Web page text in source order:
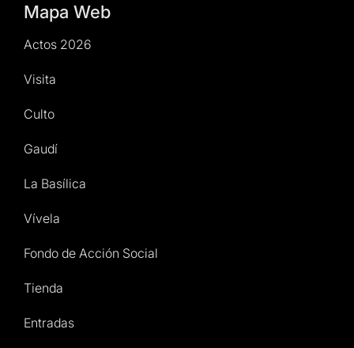
Mapa Web
Actos 2026
Visita
Culto
Gaudí
La Basílica
Vívela
Fondo de Acción Social
Tienda
Entradas